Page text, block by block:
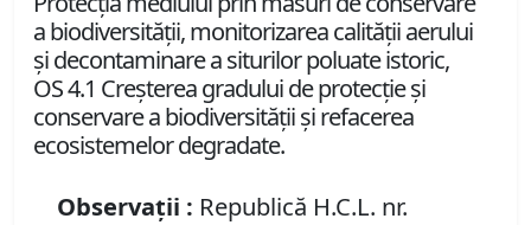
a biodiversităţii, monitorizarea calităţii aerului
şi decontaminare a siturilor poluate istoric,
OS 4.1 Creşterea gradului de protecţie şi
conservare a biodiversităţii şi refacerea
ecosistemelor degradate.
Observații : Republică H.C.L. nr.